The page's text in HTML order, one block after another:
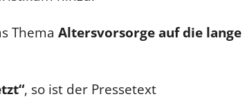
Thema Altersvorsorge auf die lange
, so ist der Pressetext